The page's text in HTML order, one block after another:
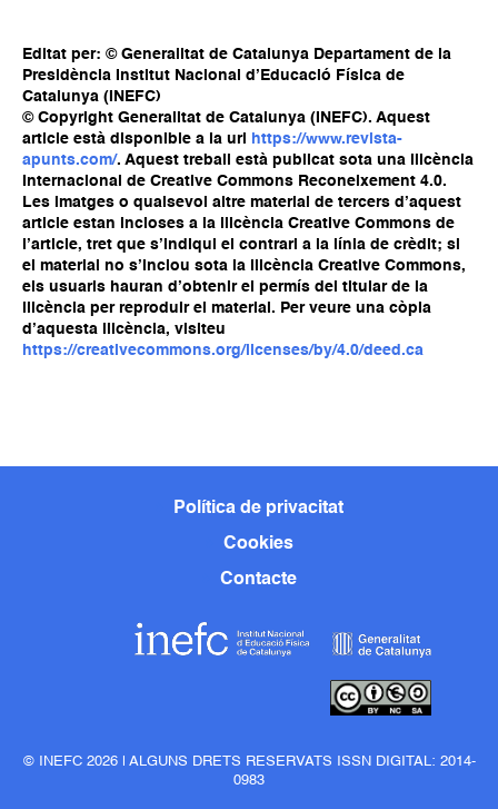
Editat per: © Generalitat de Catalunya Departament de la
Presidència Institut Nacional d’Educació Física de
Catalunya (INEFC)
© Copyright Generalitat de Catalunya (INEFC). Aquest
article està disponible a la url
https://www.revista-
apunts.com/. Aquest treball està publicat sota una llicència
Internacional de Creative Commons Reconeixement 4.0.
Les imatges o qualsevol altre material de tercers d’aquest
article estan incloses a la llicència Creative Commons de
l’article, tret que s’indiqui el contrari a la línia de crèdit; si
el material no s’inclou sota la llicència Creative Commons,
els usuaris hauran d’obtenir el permís del titular de la
llicència per reproduir el material. Per veure una còpia
d’aquesta llicència, visiteu
https://creativecommons.org/licenses/by/4.0/deed.ca
Política de privacitat
Cookies
Contacte
© INEFC 2026 | ALGUNS DRETS RESERVATS ISSN DIGITAL: 2014-
0983